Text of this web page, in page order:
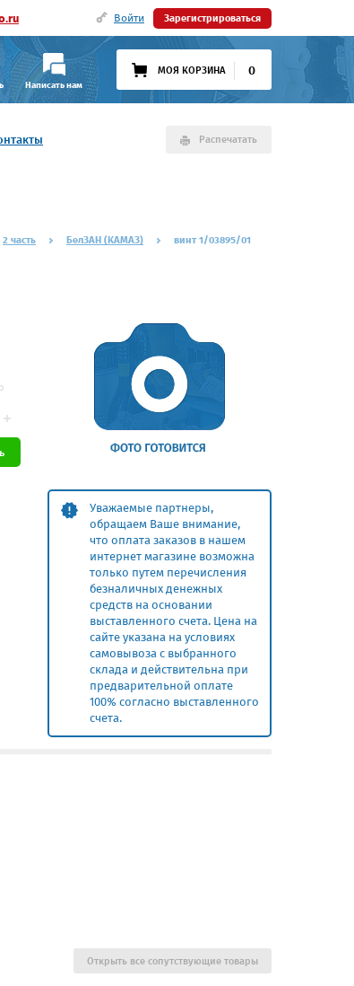
Войти Зарегистрироваться
Написать нам
МОЯ КОРЗИНА 0
Распечатать
2 часть БелЗАН (КАМАЗ) винт 1/03895/01
Уважаемые партнеры,
обращаем Ваше внимание,
что оплата заказов в нашем
интернет магазине возможна
только путем перечисления
безналичных денежных
средств на основании
выставленного счета. Цена на
сайте указана на условиях
самовывоза с выбранного
склада и действительна при
предварительной оплате
100% согласно выставленного
счета.
Открыть все сопутствующие товары